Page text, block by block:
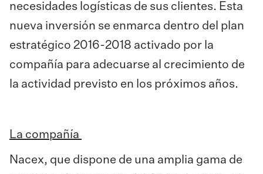
necesidades logísticas de sus clientes. Esta
nueva inversión se enmarca dentro del plan
estratégico 2016-2018 activado por la
compañía para adecuarse al crecimiento de
la actividad previsto en los próximos años.
La compañía
Nacex, que dispone de una amplia gama de